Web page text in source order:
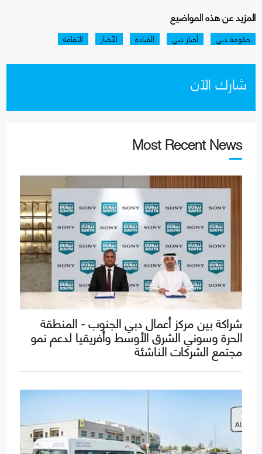
المزيد عن هذه المواضيع
حكومة دبي أخبار دبي القيادة الأخبار الثقافة
شارك الآن
Most Recent News
شراكة بين مركز أعمال دبي الجنوب - المنطقة
الحرة وسوني الشرق الأوسط وأفريقيا لدعم نمو
مجتمع الشركات الناشئة